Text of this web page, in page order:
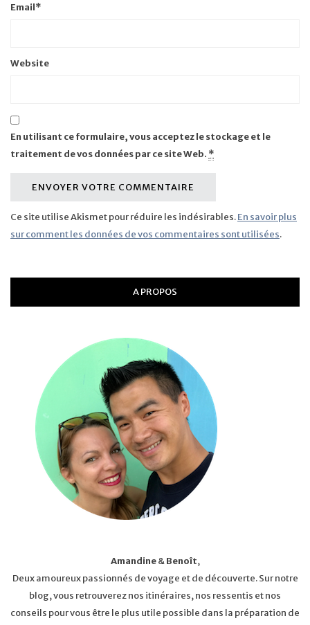
Email*
Website
En utilisant ce formulaire, vous acceptez le stockage et le
traitement de vos données par ce site Web. *
Ce site utilise Akismet pour réduire les indésirables.En savoir plus
sur comment les données de vos commentaires sont utilisées.
A PROPOS
Amandine&Benoît,
Deux amoureux passionnés de voyage et de découverte. Sur notre
blog, vous retrouverez nos itinéraires, nos ressentis et nos
conseils pour vous être le plus utile possible dans la préparation de